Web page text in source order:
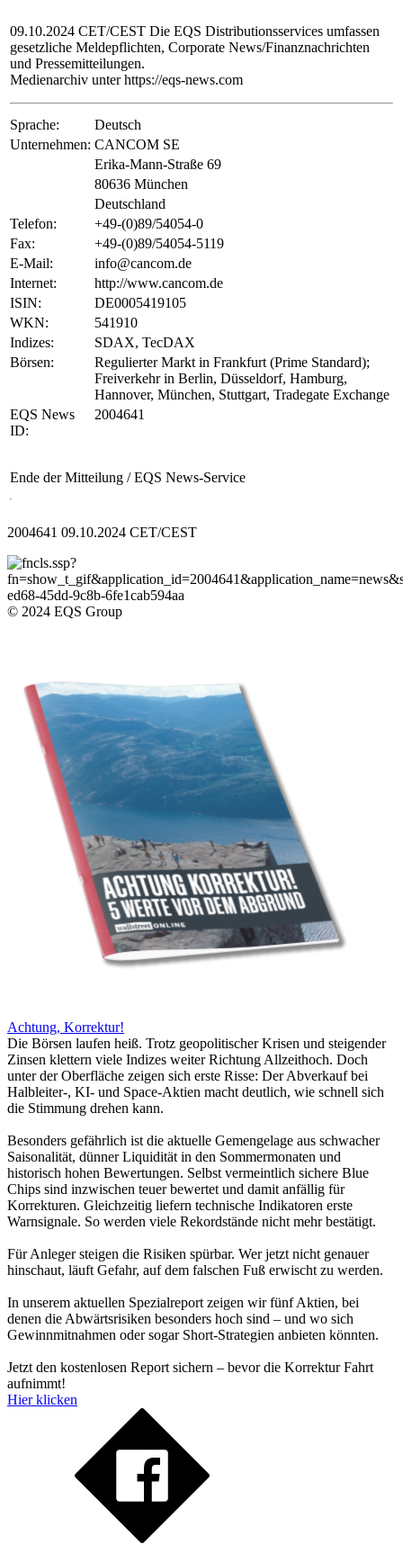
09.10.2024 CET/CEST Die EQS Distributionsservices umfassen
gesetzliche Meldepflichten, Corporate News/Finanznachrichten
und Pressemitteilungen.
Medienarchiv unter https://eqs-news.com
Sprache:
Deutsch
Unternehmen: CANCOM SE
Erika-Mann-Straße 69
80636 München
Deutschland
Telefon:
+49-(0)89/54054-0
Fax:
+49-(0)89/54054-5119
E-Mail:
info@cancom.de
Internet:
http://www.cancom.de
ISIN:
DE0005419105
WKN:
541910
Indizes:
SDAX, TecDAX
Börsen:
Regulierter Markt in Frankfurt (Prime Standard);
Freiverkehr in Berlin, Düsseldorf, Hamburg,
Hannover, München, Stuttgart, Tradegate Exchange
EQS News
ID:
2004641
Ende der Mitteilung / EQS News-Service
2004641 09.10.2024 CET/CEST
© 2024 EQS Group
Achtung, Korrektur!
Die Börsen laufen heiß. Trotz geopolitischer Krisen und steigender
Zinsen klettern viele Indizes weiter Richtung Allzeithoch. Doch
unter der Oberfläche zeigen sich erste Risse: Der Abverkauf bei
Halbleiter-, KI- und Space-Aktien macht deutlich, wie schnell sich
die Stimmung drehen kann.
Besonders gefährlich ist die aktuelle Gemengelage aus schwacher
Saisonalität, dünner Liquidität in den Sommermonaten und
historisch hohen Bewertungen. Selbst vermeintlich sichere Blue
Chips sind inzwischen teuer bewertet und damit anfällig für
Korrekturen. Gleichzeitig liefern technische Indikatoren erste
Warnsignale. So werden viele Rekordstände nicht mehr bestätigt.
Für Anleger steigen die Risiken spürbar. Wer jetzt nicht genauer
hinschaut, läuft Gefahr, auf dem falschen Fuß erwischt zu werden.
In unserem aktuellen Spezialreport zeigen wir fünf Aktien, bei
denen die Abwärtsrisiken besonders hoch sind – und wo sich
Gewinnmitnahmen oder sogar Short-Strategien anbieten könnten.
Jetzt den kostenlosen Report sichern – bevor die Korrektur Fahrt
aufnimmt!
Hier klicken